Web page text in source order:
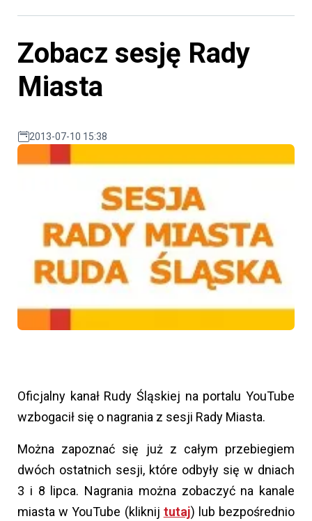
Zobacz sesję Rady
Miasta
2013-07-10 15:38
Oficjalny kanał Rudy Śląskiej na portalu YouTube
wzbogacił się o nagrania z sesji Rady Miasta.
Można zapoznać się już z całym przebiegiem
dwóch ostatnich sesji, które odbyły się w dniach
3 i 8 lipca. Nagrania można zobaczyć na kanale
miasta w YouTube (kliknij tutaj) lub bezpośrednio